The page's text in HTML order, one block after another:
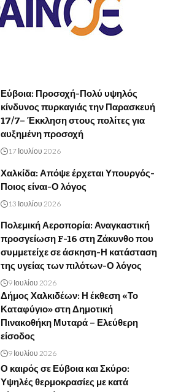
Εύβοια: Προσοχή-Πολύ υψηλός
κίνδυνος πυρκαγιάς την Παρασκευή
17/7– Έκκληση στους πολίτες για
αυξημένη προσοχή
17 Ιουλίου 2026
Χαλκίδα: Απόψε έρχεται Υπουργός-
Ποιος είναι-Ο λόγος
13 Ιουλίου 2026
Πολεμική Αεροπορία: Αναγκαστική
προσγείωση F-16 στη Ζάκυνθο που
συμμετείχε σε άσκηση-Η κατάσταση
της υγείας των πιλότων-Ο λόγος
9 Ιουλίου 2026
Δήμος Χαλκιδέων: Η έκθεση «Το
Καταφύγιο» στη Δημοτική
Πινακοθήκη Μυταρά – Ελεύθερη
είσοδος
9 Ιουλίου 2026
Ο καιρός σε Εύβοια και Σκύρο:
Υψηλές θερμοκρασίες με κατά